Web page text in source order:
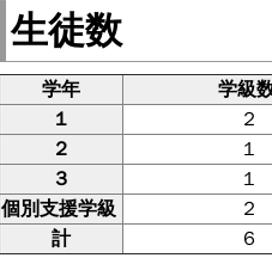
生徒数
学年
学級
１
２
２
１
３
１
個別支援学級
２
計
６